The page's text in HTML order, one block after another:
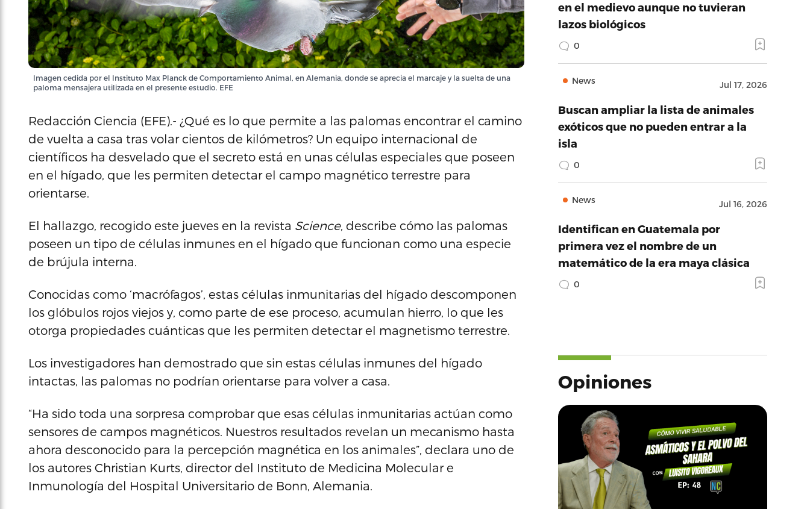
Imagen cedida por el Instituto Max Planck de Comportamiento Animal, en Alemania, donde se aprecia el marcaje y la suelta de una
paloma mensajera utilizada en el presente estudio. EFE
Redacción Ciencia (EFE).- ¿Qué es lo que permite a las palomas encontrar el camino
de vuelta a casa tras volar cientos de kilómetros? Un equipo internacional de
científicos ha desvelado que el secreto está en unas células especiales que poseen
en el hígado, que les permiten detectar el campo magnético terrestre para
orientarse.
El hallazgo, recogido este jueves en la revista Science, describe cómo las palomas
poseen un tipo de células inmunes en el hígado que funcionan como una especie
de brújula interna.
Conocidas como ‘macrófagos’, estas células inmunitarias del hígado descomponen
los glóbulos rojos viejos y, como parte de ese proceso, acumulan hierro, lo que les
otorga propiedades cuánticas que les permiten detectar el magnetismo terrestre.
Los investigadores han demostrado que sin estas células inmunes del hígado
intactas, las palomas no podrían orientarse para volver a casa.
“Ha sido toda una sorpresa comprobar que esas células inmunitarias actúan como
sensores de campos magnéticos. Nuestros resultados revelan un mecanismo hasta
ahora desconocido para la percepción magnética en los animales”, declara uno de
los autores Christian Kurts, director del Instituto de Medicina Molecular e
Inmunología del Hospital Universitario de Bonn, Alemania.
en el medievo aunque no tuvieran
lazos biológicos
0
News Jul 17, 2026
Buscan ampliar la lista de animales
exóticos que no pueden entrar a la
isla
0
News Jul 16, 2026
Identifican en Guatemala por
primera vez el nombre de un
matemático de la era maya clásica
0
Opiniones